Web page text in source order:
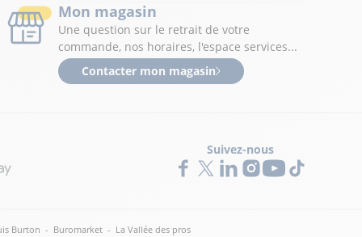
Mon magasin
Une question sur le retrait de votre
commande, nos horaires, l'espace services...
Contacter mon magasin
Suivez-nous
Burton - Buromarket - La Vallée des pros